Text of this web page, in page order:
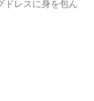
ドレスに身を包ん